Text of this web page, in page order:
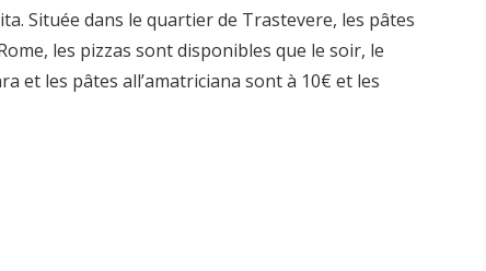
Située dans le quartier de Trastevere, les pâtes
les pizzas sont disponibles que le soir, le
et les pâtes all’amatriciana sont à 10€ et les